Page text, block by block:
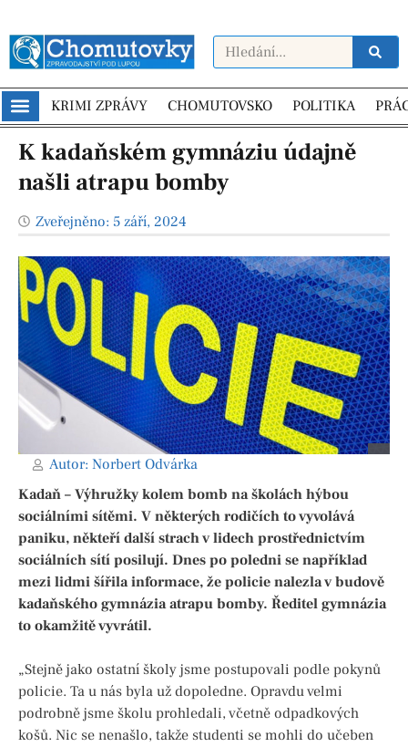
KRIMI ZPRÁVY CHOMUTOVSKO POLITIKA
K kadaňském gymnáziu údajně
našli atrapu bomby
Zveřejněno: 5 září, 2024
Autor: Norbert Odvárka
Kadaň – Výhružky kolem bomb na školách hýbou
sociálními sítěmi. V některých rodičích to vyvolává
paniku, někteří další strach v lidech prostřednictvím
sociálních sítí posilují. Dnes po poledni se například
mezi lidmi šířila informace, že policie nalezla v budově
kadaňského gymnázia atrapu bomby. Ředitel gymnázia
to okamžitě vyvrátil.
„Stejně jako ostatní školy jsme postupovali podle pokynů
policie. Ta u nás byla už dopoledne. Opravdu velmi
podrobně jsme školu prohledali, včetně odpadkových
košů. Nic se nenašlo, takže studenti se mohli do učeben